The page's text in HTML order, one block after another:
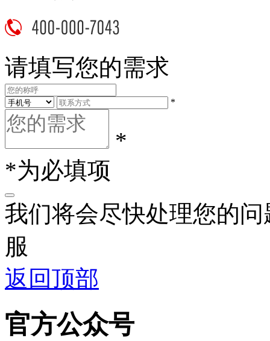
请填写您的需求
*
*
*为必填项
我们将会尽快处理您的
服
返回顶部
官方公众号